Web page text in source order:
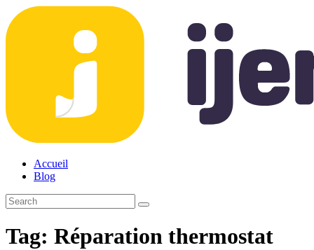
Accueil
Blog
Tag: Réparation thermostat